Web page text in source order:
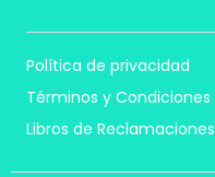
Política de privacidad
Términos y Condiciones
Libros de Reclamaciones